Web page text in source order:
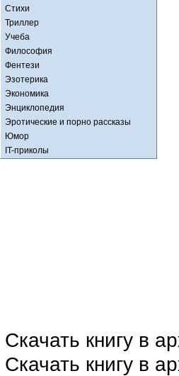
Стихи
Триллер
Учеба
Философия
Фентези
Эзотерика
Экономика
Энциклопедия
Эротические и порно рассказы
Юмор
IT-приколы
Скачать книгу в
Скачать книгу в